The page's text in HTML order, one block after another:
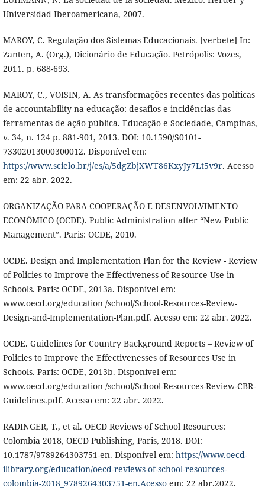
Universidad Iberoamericana, 2007.
MAROY, C. Regulação dos Sistemas Educacionais. [verbete] In:
Zanten, A. (Org.), Dicionário de Educação. Petrópolis: Vozes,
2011. p. 688-693.
MAROY, C., VOISIN, A. As transformações recentes das políticas
de accountability na educação: desafios e incidências das
ferramentas de ação pública. Educação e Sociedade, Campinas,
v. 34, n. 124 p. 881-901, 2013. DOI: 10.1590/S0101-
73302013000300012. Disponível em:
https://www.scielo.br/j/es/a/5dgZbjXWT86KxyJy7Lt5v9r. Acesso
em: 22 abr. 2022.
ORGANIZAÇÃO PARA COOPERAÇÃO E DESENVOLVIMENTO
ECONÔMICO (OCDE). Public Administration after “New Public
Management”. Paris: OCDE, 2010.
OCDE. Design and Implementation Plan for the Review - Review
of Policies to Improve the Effectiveness of Resource Use in
Schools. Paris: OCDE, 2013a. Disponível em:
www.oecd.org/education /school/School-Resources-Review-
Design-and-Implementation-Plan.pdf. Acesso em: 22 abr. 2022.
OCDE. Guidelines for Country Background Reports – Review of
Policies to Improve the Effectivenesses of Resources Use in
Schools. Paris: OCDE, 2013b. Disponível em:
www.oecd.org/education /school/School-Resources-Review-CBR-
Guidelines.pdf. Acesso em: 22 abr. 2022.
RADINGER, T., et al. OECD Reviews of School Resources:
Colombia 2018, OECD Publishing, Paris, 2018. DOI:
10.1787/9789264303751-en. Disponível em: https://www.oecd-
ilibrary.org/education/oecd-reviews-of-school-resources-
colombia-2018_9789264303751-en.Acessoem: 22 abr.2022.